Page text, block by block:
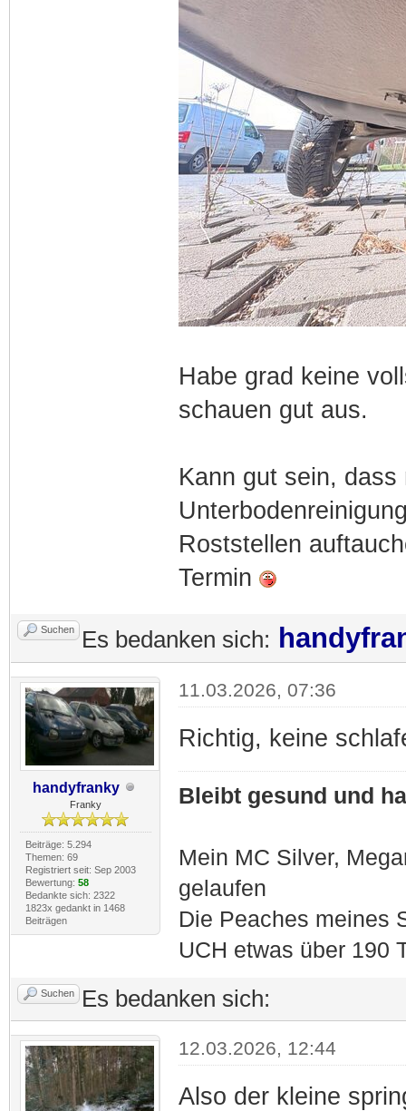
Habe grad keine
schauen gut aus.
Kann gut sein,
Roststellen
Termin
Suchen Es bedanken sich:
handyfranky
Franky
Beiträge: 5.294
Themen: 69
Registriert seit: Sep 2003
Bewertung: 58
Bedankte sich: 2322
1823x gedankt in 1468
Beiträgen
11.03.2026, 07:36
Richtig, keine
Bleibt gesund und
Mein MC Silver,
gelaufen
Die Peaches meines
UCH etwas über 190
Suchen Es bedanken sich:
12.03.2026, 12:44
Also der kleine